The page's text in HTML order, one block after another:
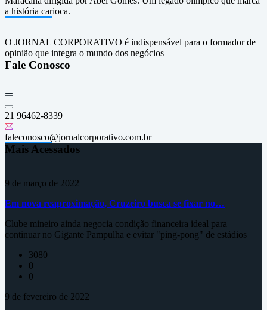
a história carioca.
O JORNAL CORPORATIVO é indispensável para o formador de
opinião que integra o mundo dos negócios
Fale Conosco
21 96462-8339
faleconosco@jornalcorporativo.com.br
Mais Acessados
9 de março de 2022
Em nova reaproximação, Cruzeiro busca se fixar no…
Clube mineiro ainda negocia condição financeira ideal para
continuar no Gigante Pampulha e evitar "ping-pong" de estádios
3080
0
0
9 de fevereiro de 2022